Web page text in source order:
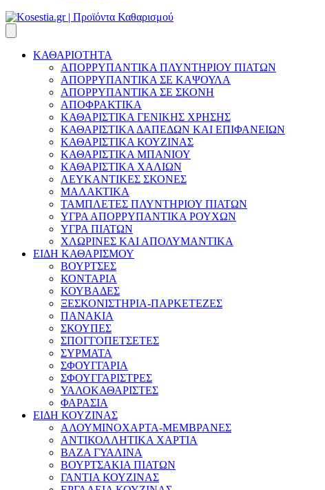
ΚΑΘΑΡΙΟΤΗΤΑ
ΑΠΟΡΡΥΠΑΝΤΙΚΑ ΠΛΥΝΤΗΡΙΟΥ ΠΙΑΤΩΝ
ΑΠΟΡΡΥΠΑΝΤΙΚΑ ΣΕ ΚΑΨΟΥΛΑ
ΑΠΟΡΡΥΠΑΝΤΙΚΑ ΣΕ ΣΚΟΝΗ
ΑΠΟΦΡΑΚΤΙΚΑ
ΚΑΘΑΡΙΣΤΙΚΑ ΓΕΝΙΚΗΣ ΧΡΗΣΗΣ
ΚΑΘΑΡΙΣΤΙΚΑ ΔΑΠΕΔΩΝ ΚΑΙ ΕΠΙΦΑΝΕΙΩΝ
ΚΑΘΑΡΙΣΤΙΚΑ ΚΟΥΖΙΝΑΣ
ΚΑΘΑΡΙΣΤΙΚΑ ΜΠΑΝΙΟΥ
ΚΑΘΑΡΙΣΤΙΚΑ ΧΑΛΙΩΝ
ΛΕΥΚΑΝΤΙΚΕΣ ΣΚΟΝΕΣ
ΜΑΛΑΚΤΙΚΑ
ΤΑΜΠΛΕΤΕΣ ΠΛΥΝΤΗΡΙΟΥ ΠΙΑΤΩΝ
ΥΓΡΑ ΑΠΟΡΡΥΠΑΝΤΙΚΑ ΡΟΥΧΩΝ
ΥΓΡΑ ΠΙΑΤΩΝ
ΧΛΩΡΙΝΕΣ ΚΑΙ ΑΠΟΛΥΜΑΝΤΙΚΑ
ΕΙΔΗ ΚΑΘΑΡΙΣΜΟΥ
ΒΟΥΡΤΣΕΣ
ΚΟΝΤΑΡΙΑ
ΚΟΥΒΑΔΕΣ
ΞΕΣΚΟΝΙΣΤΗΡΙΑ-ΠΑΡΚΕΤΕΖΕΣ
ΠΑΝΑΚΙΑ
ΣΚΟΥΠΕΣ
ΣΠΟΓΓΟΠΕΤΣΕΤΕΣ
ΣΥΡΜΑΤΑ
ΣΦΟΥΓΓΑΡΙΑ
ΣΦΟΥΓΓΑΡΙΣΤΡΕΣ
ΥΑΛΟΚΑΘΑΡΙΣΤΕΣ
ΦΑΡΑΣΙΑ
ΕΙΔΗ ΚΟΥΖΙΝΑΣ
ΑΛΟΥΜΙΝΟΧΑΡΤΑ-ΜΕΜΒΡΑΝΕΣ
ΑΝΤΙΚΟΛΛΗΤΙΚΑ ΧΑΡΤΙΑ
ΒΑΖΑ ΓΥΑΛΙΝΑ
ΒΟΥΡΤΣΑΚΙΑ ΠΙΑΤΩΝ
ΓΑΝΤΙΑ ΚΟΥΖΙΝΑΣ